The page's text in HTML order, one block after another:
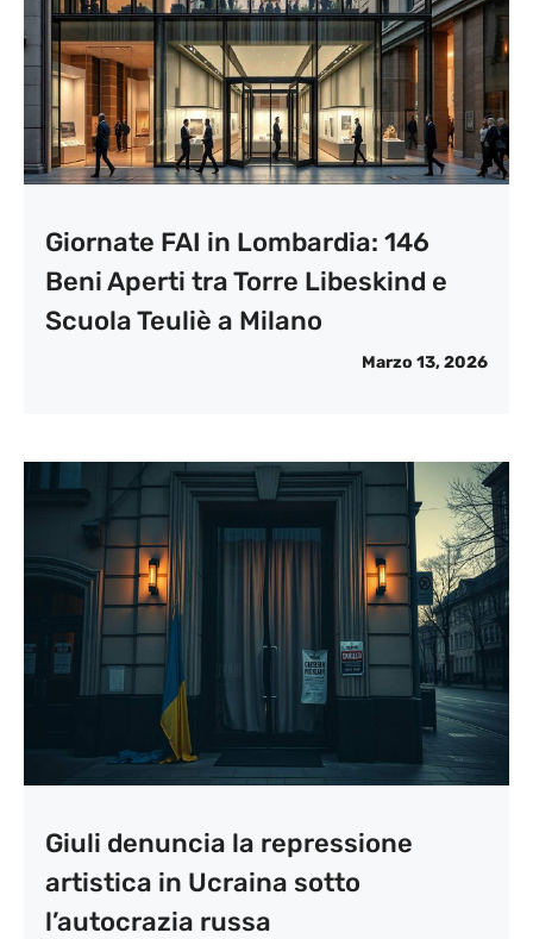
Giornate FAI in Lombardia: 146
Beni Aperti tra Torre Libeskind e
Scuola Teuliè a Milano
Marzo 13, 2026
Giuli denuncia la repressione
artistica in Ucraina sotto
l’autocrazia russa